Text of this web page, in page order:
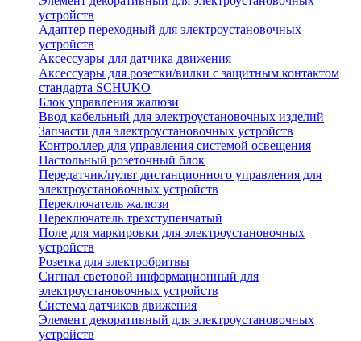
устройств
Адаптер переходный для электроустановочных
устройств
Аксессуары для датчика движения
Аксессуары для розетки/вилки с защитным контактом
стандарта SCHUKO
Блок управления жалюзи
Ввод кабельный для электроустановочных изделий
Запчасти для электроустановочных устройств
Контроллер для управления системой освещения
Настольный розеточный блок
Передатчик/пульт дистанционного управления для
электроустановочных устройств
Переключатель жалюзи
Переключатель трехступенчатый
Поле для маркировки для электроустановочных
устройств
Розетка для электробритвы
Сигнал световой информационный для
электроустановочных устройств
Система датчиков движения
Элемент декоративный для электроустановочных
устройств